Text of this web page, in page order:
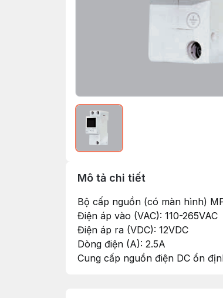
Mô tả chi tiết
Bộ cấp nguồn (có màn hình)
Điện áp vào (VAC): 110-265VAC
Điện áp ra (VDC): 12VDC
Dòng điện (A): 2.5A
Cung cấp nguồn điện DC ổn